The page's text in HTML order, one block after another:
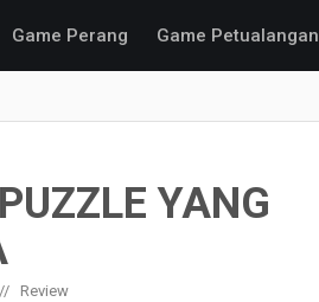
Game Perang Game Petualangan
YANG
Review